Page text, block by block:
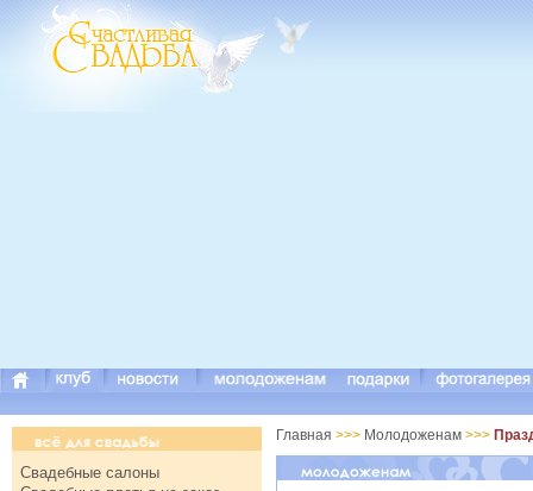
Свадебные салоны
Главная >>> Молодоженам >>>